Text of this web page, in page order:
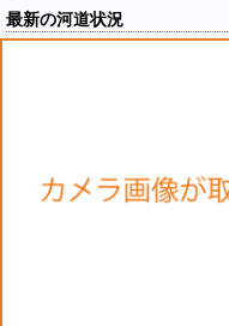
最新の河道状況